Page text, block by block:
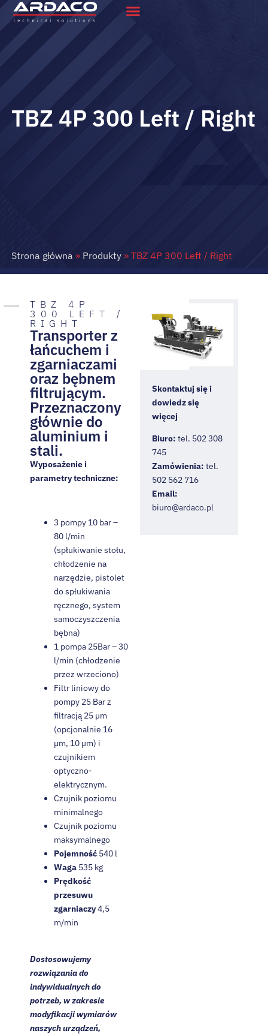
TBZ 4P 300 Left / Right
Strona główna » Produkty» TBZ 4P 300 Left / Right
TBZ 4P
300 LEFT /
RIGHT
Transporter z
łańcuchem i
zgarniaczami
oraz bębnem
filtrującym.
Przeznaczony
głównie do
aluminium i
stali.
Wyposażenie i
parametry techniczne:
3 pompy 10 bar –
80 l/min
(spłukiwanie stołu,
chłodzenie na
narzędzie, pistolet
do spłukiwania
ręcznego, system
samoczyszczenia
bębna)
1 pompa 25Bar – 30
l/min (chłodzenie
przez wrzeciono)
Filtr liniowy do
pompy 25 Bar z
filtracją 25 µm
(opcjonalnie 16
µm, 10 µm) i
czujnikiem
optyczno-
elektrycznym.
Czujnik poziomu
minimalnego
Czujnik poziomu
maksymalnego
Pojemność540 l
Waga535 kg
Prędkość
przesuwu
zgarniaczy4,5
m/min
Dostosowujemy
rozwiązania do
indywidualnych do
potrzeb, w zakresie
modyfikacji wymiarów
naszych urządzeń,
Skontaktuj się i
dowiedz się
więcej
Biuro: tel. 502 308
745
Zamówienia: tel.
502 562 716
Email:
biuro@ardaco.pl